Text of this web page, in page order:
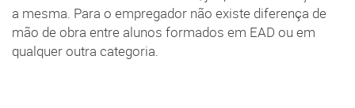
a mesma. Para o empregador não existe diferença de
mão de obra entre alunos formados em EAD ou em
qualquer outra categoria.